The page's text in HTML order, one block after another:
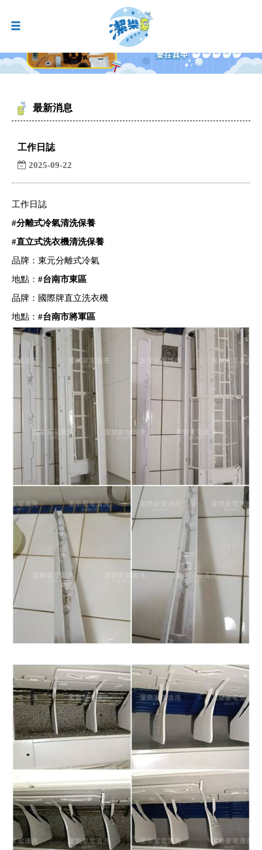
最新消息
工作日誌
2025-09-22
工作日誌
#分離式冷氣清洗保養
#直立式洗衣機清洗保養
品牌：東元分離式冷氣
地點： #台南市東區
品牌：國際牌直立洗衣機
地點： #台南市將軍區